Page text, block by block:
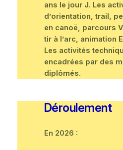
ans le jour J. Les
d’orientation, trail,
en canoë, parcours
tir à l’arc, animation
Les activités
encadrées par des
diplômés.
Déroulement
En 2026 :